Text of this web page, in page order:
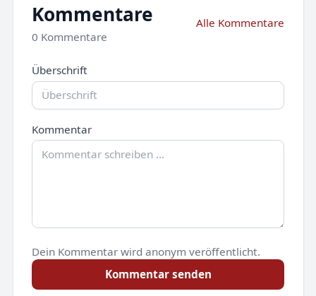
Kommentare
0 Kommentare
Alle Kommentare
Überschrift
Kommentar
Dein Kommentar wird anonym veröffentlicht.
Kommentar senden